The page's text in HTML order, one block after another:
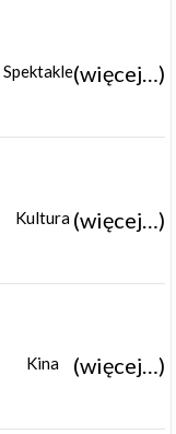
Spektakle(więcej…)
Kultura (więcej…)
Kina (więcej…)